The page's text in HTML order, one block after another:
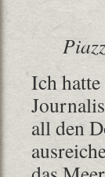
Ich
all den